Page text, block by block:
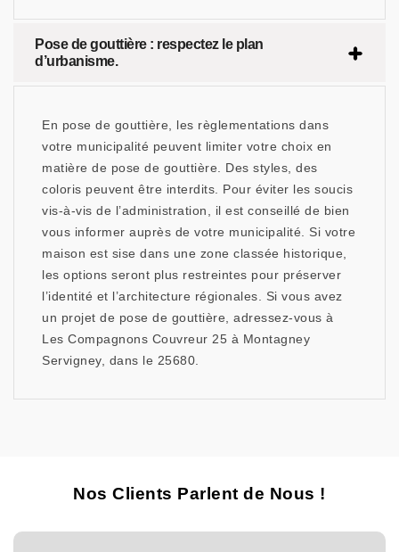
Pose de gouttière : respectez le plan
d’urbanisme.
En pose de gouttière, les règlementations dans
votre municipalité peuvent limiter votre choix en
matière de pose de gouttière. Des styles, des
coloris peuvent être interdits. Pour éviter les soucis
vis-à-vis de l’administration, il est conseillé de bien
vous informer auprès de votre municipalité. Si votre
maison est sise dans une zone classée historique,
les options seront plus restreintes pour préserver
l’identité et l’architecture régionales. Si vous avez
un projet de pose de gouttière, adressez-vous à
Les Compagnons Couvreur 25 à Montagney
Servigney, dans le 25680.
Nos Clients Parlent de Nous !